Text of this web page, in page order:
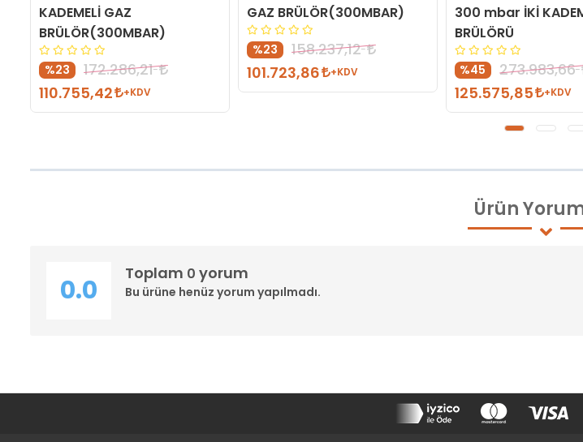
KADEMELİ GAZ
BRÜLÖR(300MBAR)
%23
172.286,21
110.755,42
+KDV
GAZ BRÜLÖR(300MBAR)
%23
158.237,12
101.723,86
+KDV
300 mbar İKİ
BRÜLÖRÜ
%45
273.983,66
125.575,85
+KDV
Ürün
Toplam 0 yorum
Bu ürüne henüz yorum yapılmadı.
0.0